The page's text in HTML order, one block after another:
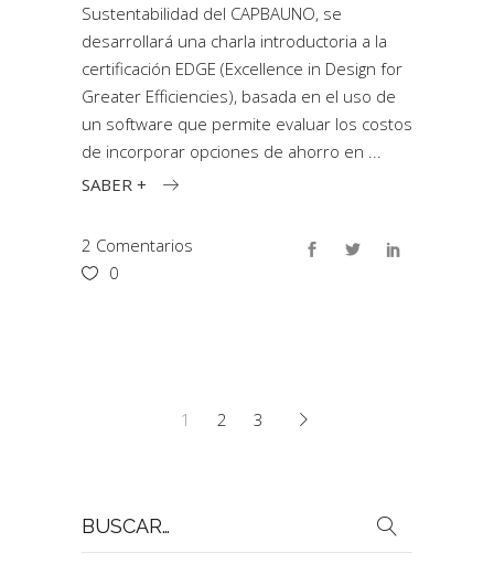
Sustentabilidad del CAPBAUNO, se
desarrollará una charla introductoria a la
certificación EDGE (Excellence in Design for
Greater Efficiencies), basada en el uso de
un software que permite evaluar los costos
de incorporar opciones de ahorro en
SABER +
2 Comentarios
0
1 2 3
por: